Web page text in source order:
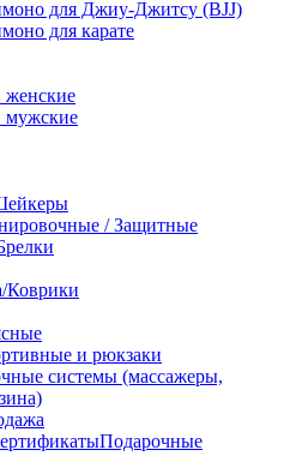
для Джиу-Джитсу (BJJ)
для карате
женские
мужские
/ Защитные
Коврики
и рюкзаки
системы (массажеры,
Подарочные